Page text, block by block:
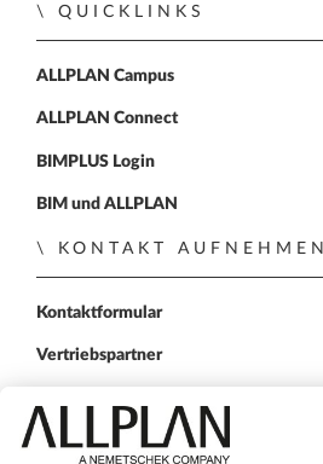
QUICKLINKS
ALLPLAN Campus
ALLPLAN Connect
BIMPLUS Login
BIM und ALLPLAN
KONTAKT AUFNEHMEN
Kontaktformular
Vertriebspartner